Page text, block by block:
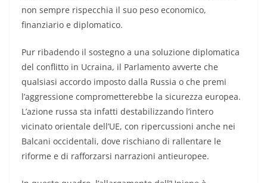
non sempre rispecchia il suo peso economico,
finanziario e diplomatico.
Pur ribadendo il sostegno a una soluzione diplomatica
del conflitto in Ucraina, il Parlamento avverte che
qualsiasi accordo imposto dalla Russia o che premi
l’aggressione comprometterebbe la sicurezza europea.
L’azione russa sta infatti destabilizzando l’intero
vicinato orientale dell’UE, con ripercussioni anche nei
Balcani occidentali, dove rischiano di rallentare le
riforme e di rafforzarsi narrazioni antieuropee.